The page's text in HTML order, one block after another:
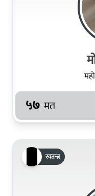
५७ मत
स्वतन्त्र